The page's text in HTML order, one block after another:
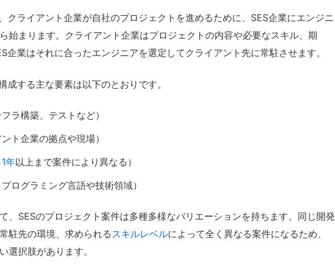
クライアント企業が自社のプロジェクトを進めるために、SES企業にエンジニ
始まります。クライアント企業はプロジェクトの内容や必要なスキル、期
企業はそれに合ったエンジニアを選定してクライアント先に常駐させます。
成する主な要素は以下のとおりです。
ラ構築、テストなど）
ト企業の拠点や現場）
1年以上まで案件により異なる）
ログラミング言語や技術領域）
、SESのプロジェクト案件は多種多様なバリエーションを持ちます。同じ開発
駐先の環境、求められる スキルレベルによって全く異なる案件になるため、
選択肢があります。